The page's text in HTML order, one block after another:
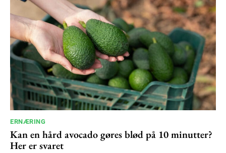
ERNÆRING
Kan en hård avocado gøres blød på 10 minutter?
Her er svaret